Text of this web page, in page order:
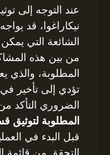
عند التوجه إلى
نيكاراغوا، قد
الشائعة التي
من بين هذه
المطلوبة، والذي
تؤدي إلى تأخير في
الضروري التأكد
المطلوبة لتوثيق
قبل البدء في
التحقق من قائمة